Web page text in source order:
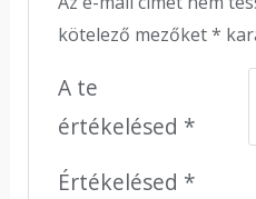
kötelező mezőket*
A te
értékelésed *
Értékelésed *